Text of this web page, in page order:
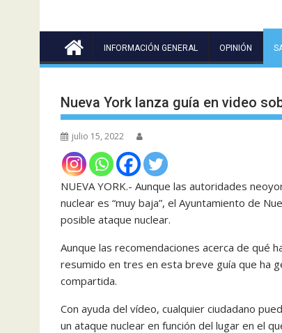
INFORMACIÓN GENERAL OPINIÓN
Nueva York lanza guía en video
julio 15, 2022
NUEVA YORK.- Aunque las autoridades
nuclear es “muy baja”, el Ayuntamiento de
posible ataque nuclear.
Aunque las recomendaciones acerca de qué
resumido en tres en esta breve guía que ha
compartida.
Con ayuda del vídeo, cualquier ciudadano
un ataque nuclear en función del lugar en el